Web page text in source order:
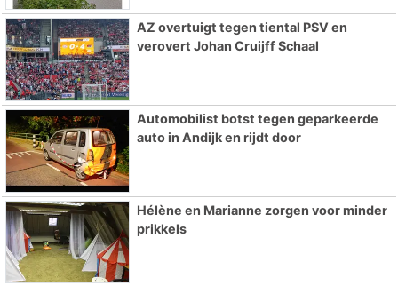
AZ overtuigt tegen tiental PSV en
verovert Johan Cruijff Schaal
Automobilist botst tegen geparkeerde
auto in Andijk en rijdt door
Hélène en Marianne zorgen voor minder
prikkels